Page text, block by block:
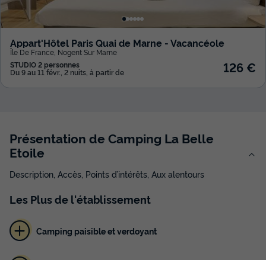
Appart'Hôtel Paris Quai de Marne - Vacancéole
Île De France Nogent Sur Marne
STUDIO 2 personnes
Du 9 au 11 févr., 2 nuits, à partir de 126 €
Présentation de Camping La Belle
Etoile
Description, Accès, Points d’intérêts, Aux alentours
Les Plusde l'établissement
Camping paisible et verdoyant